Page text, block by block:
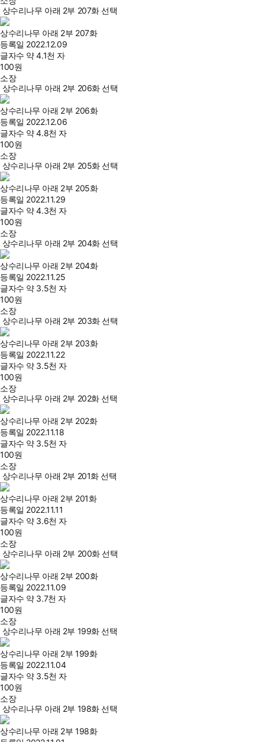
상수리나무 아래 2부 207화 선택
상수리나무 아래 2부 207화
등록일 2022.12.09
글자수 약 4.1천 자
100원
소장
상수리나무 아래 2부 206화 선택
상수리나무 아래 2부 206화
등록일 2022.12.06
글자수 약 4.8천 자
100원
소장
상수리나무 아래 2부 205화 선택
상수리나무 아래 2부 205화
등록일 2022.11.29
글자수 약 4.3천 자
100원
소장
상수리나무 아래 2부 204화 선택
상수리나무 아래 2부 204화
등록일 2022.11.25
글자수 약 3.5천 자
100원
소장
상수리나무 아래 2부 203화 선택
상수리나무 아래 2부 203화
등록일 2022.11.22
글자수 약 3.5천 자
100원
소장
상수리나무 아래 2부 202화 선택
상수리나무 아래 2부 202화
등록일 2022.11.18
글자수 약 3.5천 자
100원
소장
상수리나무 아래 2부 201화 선택
상수리나무 아래 2부 201화
등록일 2022.11.11
글자수 약 3.6천 자
100원
소장
상수리나무 아래 2부 200화 선택
상수리나무 아래 2부 200화
등록일 2022.11.09
글자수 약 3.7천 자
100원
소장
상수리나무 아래 2부 199화 선택
상수리나무 아래 2부 199화
등록일 2022.11.04
글자수 약 3.5천 자
100원
소장
상수리나무 아래 2부 198화 선택
상수리나무 아래 2부 198화